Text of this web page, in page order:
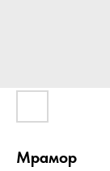
Мрамор